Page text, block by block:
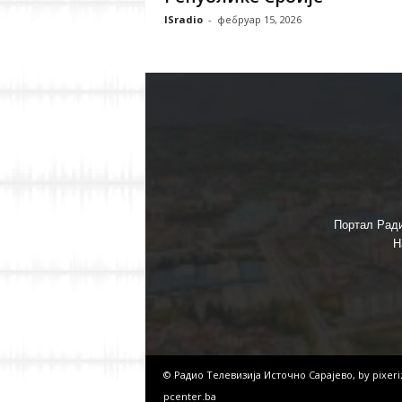
ISradio - фебруар 15, 2026
Портал
© Радио Телевизија Источно Сарајево, by
pcenter.ba